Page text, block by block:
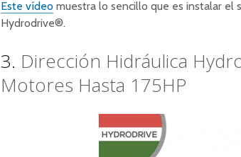
Este vídeo muestra lo sencillo que es instalar el
Hydrodrive®.
3. Dirección Hidráulica
Motores Hasta 175HP